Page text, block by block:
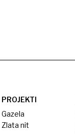
PROJEKTI
Gazela
Zlata nit